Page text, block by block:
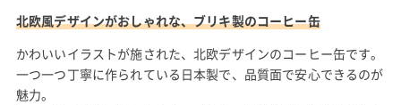
北欧風デザインがおしゃれな、ブリキ製のコーヒー缶
かわいいイラストが施された、北欧デザインのコーヒー缶です。
一つ一つ丁寧に作られている日本製で、品質面で安心できるのが
魅力。